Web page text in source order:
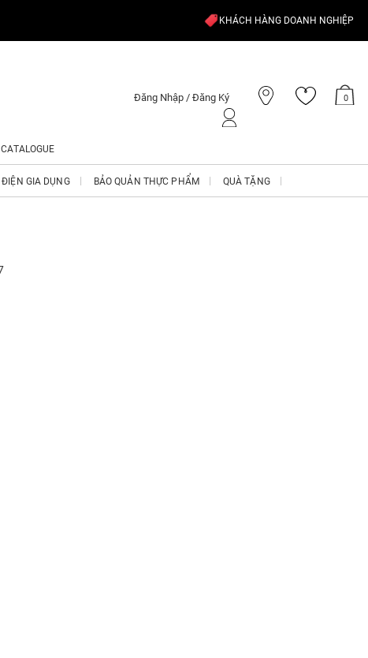
KHÁCH HÀNG DOANH NGHIỆP
Đăng Nhập / Đăng Ký 0
CATALOGUE
ĐIỆN GIA DỤNG BẢO QUẢN THỰC PHẨM QUÀ TẶNG